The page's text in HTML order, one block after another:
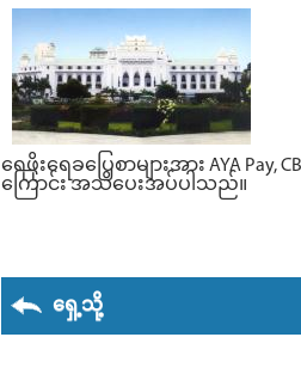
ရေဖိုးရေခပြေစာများအား AYA Pay,
ကြောင်း အသိပေးအပ်ပါသည်။
ရှေ့သို့